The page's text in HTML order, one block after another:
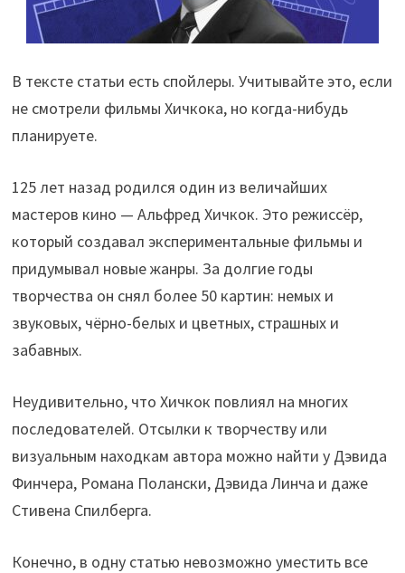
В тексте статьи есть спойлеры. Учитывайте это, если
не смотрели фильмы Хичкока, но когда-нибудь
планируете.
125 лет назад родился один из величайших
мастеров кино — Альфред Хичкок. Это режиссёр,
который создавал экспериментальные фильмы и
придумывал новые жанры. За долгие годы
творчества он снял более 50 картин: немых и
звуковых, чёрно-белых и цветных, страшных и
забавных.
Неудивительно, что Хичкок повлиял на многих
последователей. Отсылки к творчеству или
визуальным находкам автора можно найти у Дэвида
Финчера, Романа Полански, Дэвида Линча и даже
Стивена Спилберга.
Конечно, в одну статью невозможно уместить все